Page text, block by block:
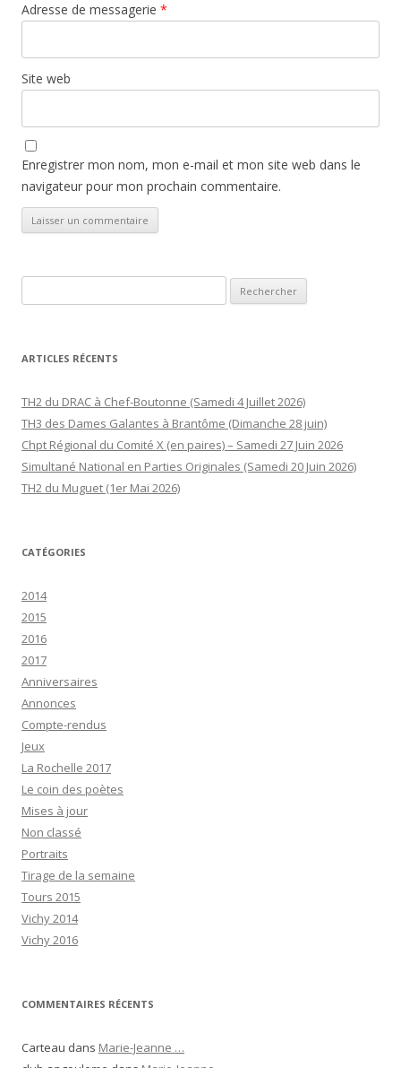
Adresse de messagerie *
Site web
Enregistrer mon nom, mon e-mail et mon site web dans le
navigateur pour mon prochain commentaire.
ARTICLES RÉCENTS
TH2 du DRAC à Chef-Boutonne (Samedi 4 Juillet 2026)
TH3 des Dames Galantes à Brantôme (Dimanche 28 juin)
Chpt Régional du Comité X (en paires) – Samedi 27 Juin 2026
Simultané National en Parties Originales (Samedi 20 Juin 2026)
TH2 du Muguet (1er Mai 2026)
CATÉGORIES
2014
2015
2016
2017
Anniversaires
Annonces
Compte-rendus
Jeux
La Rochelle 2017
Le coin des poètes
Mises à jour
Non classé
Portraits
Tirage de la semaine
Tours 2015
Vichy 2014
Vichy 2016
COMMENTAIRES RÉCENTS
Carteau dans Marie-Jeanne …